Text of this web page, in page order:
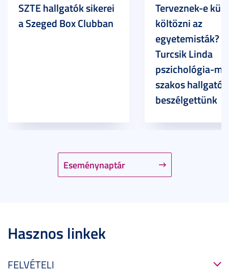
Eseménynaptár
SZTE hallgatók sikerei
a Szeged Box Clubban
Terveznek-e
költözni az
egyetemisták? –
Turcsik Linda
pszichológia-
szakos
beszélgettünk
Hasznos linkek
FELVÉTELI